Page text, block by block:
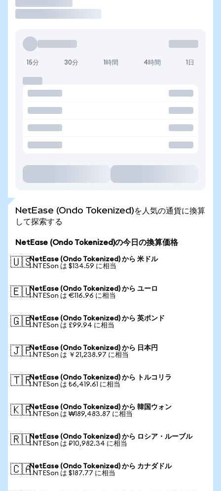
15分 30分 1時間 4時間 1日
NetEase (Ondo Tokenized)を人気の通貨に換算
して探索する
NetEase (Ondo Tokenized)の今日の換算価格
🇺🇸NetEase (Ondo Tokenized) から 米ドル
1 NTESon は $134.59 に相当
🇪🇺NetEase (Ondo Tokenized) から ユーロ
1 NTESon は €116.96 に相当
🇬🇧NetEase (Ondo Tokenized) から 英ポンド
1 NTESon は £99.94 に相当
🇯🇵NetEase (Ondo Tokenized) から 日本円
1 NTESon は ￥21,238.97 に相当
🇹🇷NetEase (Ondo Tokenized) から トルコリラ
1 NTESon は ₺6,419.61 に相当
🇰🇷NetEase (Ondo Tokenized) から 韓国ウォン
1 NTESon は ₩189,483.87 に相当
🇷🇺NetEase (Ondo Tokenized) から ロシア・ルーブル
1 NTESon は ₽10,982.34 に相当
🇨🇦NetEase (Ondo Tokenized) から カナダドル
1 NTESon は $187.77 に相当